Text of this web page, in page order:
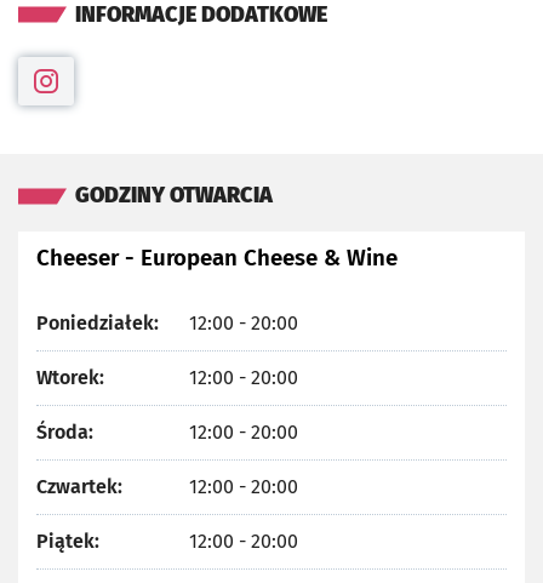
INFORMACJE DODATKOWE
Otwiera się w nowej karcie
GODZINY OTWARCIA
Cheeser - European Cheese & Wine
Poniedziałek: 12:00 - 20:00
Wtorek: 12:00 - 20:00
Środa: 12:00 - 20:00
Czwartek: 12:00 - 20:00
Piątek: 12:00 - 20:00